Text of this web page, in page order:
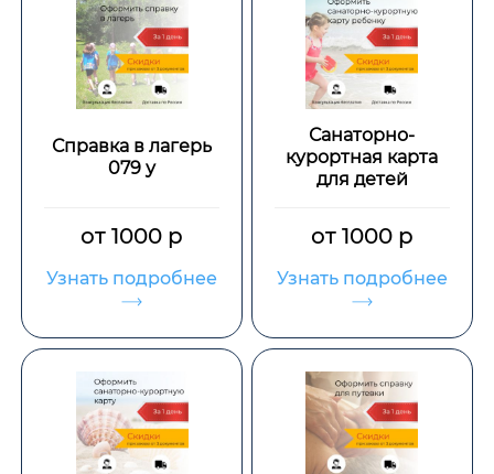
Справка в лагерь
079 у
от 1000 р
Узнать подробнее
Санаторно-
курортная карта
для детей
от 1000 р
Узнать подробнее